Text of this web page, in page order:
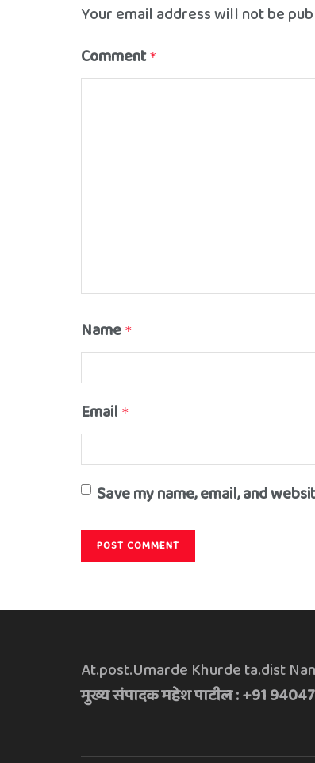
Your email address will not be
Comment *
Name *
Email *
Save my name, email, and
At.post.Umarde Khurde ta.dist
मुख्य संपादक महेश पाटील : +91